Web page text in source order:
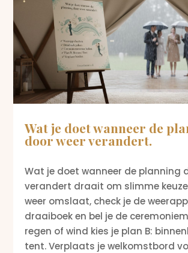
Wat je doet wanneer de
door weer verandert.
Wat je doet wanneer de planning
verandert draait om slimme
weer omslaat, check je de
draaiboek en bel je de
regen of wind kies je plan B:
tent. Verplaats je welkomstbord